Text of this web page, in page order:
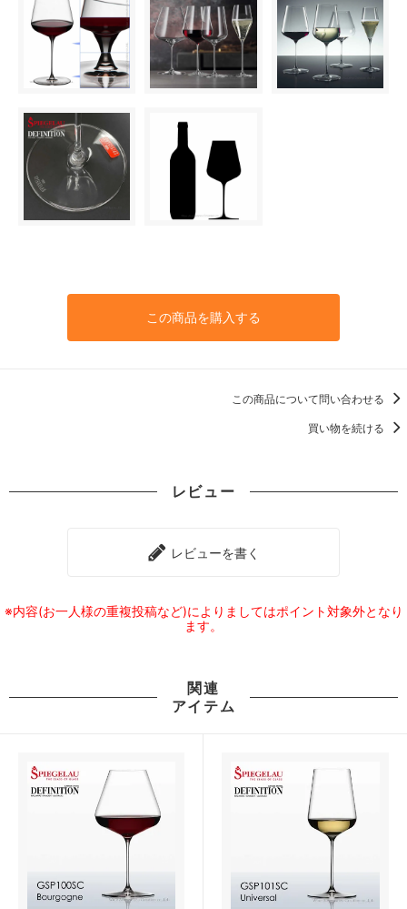
この商品を購入する
この商品について問い合わせる
買い物を続ける
レビュー
レビューを書く
※内容(お一人様の重複投稿など)によりましてはポイント対象外となり
ます。
関連
アイテム